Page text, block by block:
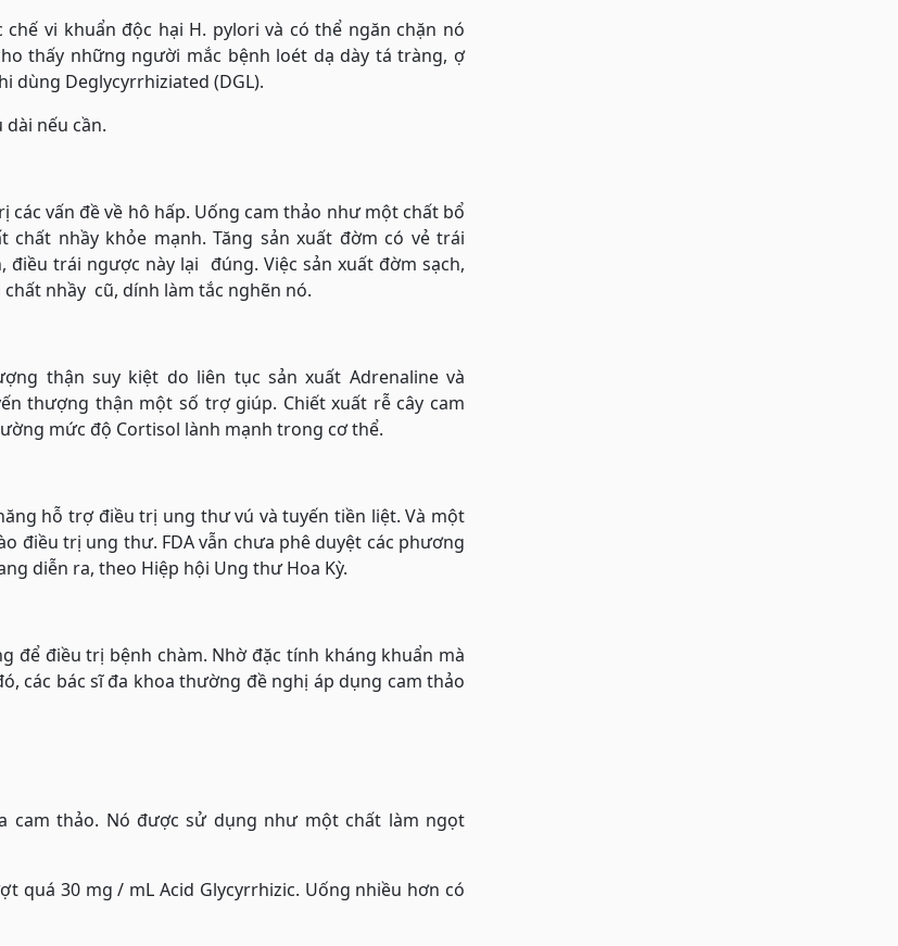
vi khuẩn độc hại H. pylori và có thể ngăn chặn nó
thấy những người mắc bệnh loét dạ dày tá tràng, ợ
dùng Deglycyrrhiziated (DGL).
nếu cần.
vấn đề về hô hấp. Uống cam thảo như một chất bổ
nhầy khỏe mạnh. Tăng sản xuất đờm có vẻ trái
trái ngược này lại đúng. Việc sản xuất đờm sạch,
nhầy cũ, dính làm tắc nghẽn nó.
thận suy kiệt do liên tục sản xuất Adrenaline và
thượng thận một số trợ giúp. Chiết xuất rễ cây cam
mức độ Cortisol lành mạnh trong cơ thể.
hỗ trợ điều trị ung thư vú và tuyến tiền liệt. Và một
điều trị ung thư. FDA vẫn chưa phê duyệt các phương
diễn ra, theo Hiệp hội Ung thư Hoa Kỳ.
để điều trị bệnh chàm. Nhờ đặc tính kháng khuẩn mà
các bác sĩ đa khoa thường đề nghị áp dụng cam thảo
cam thảo. Nó được sử dụng như một chất làm ngọt
quá 30 mg / mL Acid Glycyrrhizic. Uống nhiều hơn có